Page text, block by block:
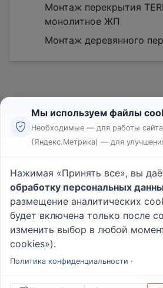
Монтаж перекрытия
монолитное ЖП
Монтаж деревянного
Реклама
Пользовательское
Политика
Вопрос - Ответ|О
Мы используем файлы
Необходимые — для работы
(Яндекс.Метрика) — для
Нажимая «Принять все», вы
обработку персональных
размещение аналитических
будет включена только после
изменить выбор в любой
cookies»).
Политика конфиденциальности ·